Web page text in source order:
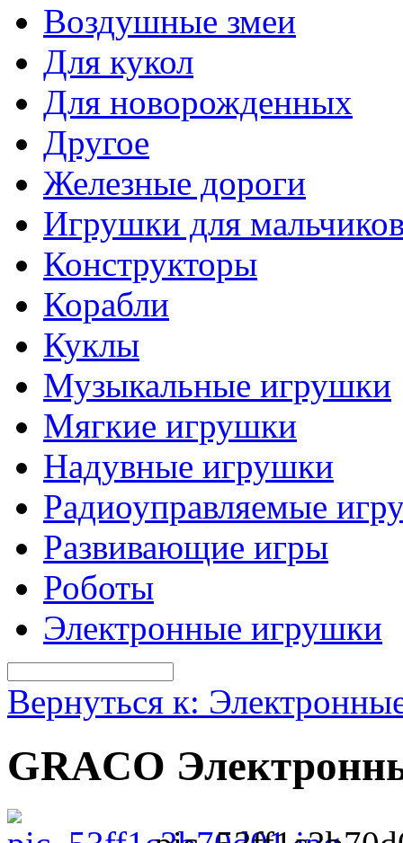
Воздушные змеи
Для кукол
Для новорожденных
Другое
Железные дороги
Игрушки для
Конструкторы
Корабли
Куклы
Музыкальные игрушки
Мягкие игрушки
Надувные игрушки
Радиоуправляемые
Развивающие игры
Роботы
Электронные игрушки
Вернуться к:
GRACO